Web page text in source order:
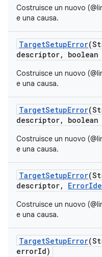
Costruisce un nuovo
e una causa.
TargetSetupError
descriptor,
Costruisce un nuovo
e una causa.
TargetSetupError
descriptor,
Costruisce un nuovo
e una causa.
TargetSetupError
descriptor, Error
Costruisce un nuovo
e una causa.
TargetSetupError
errorId)